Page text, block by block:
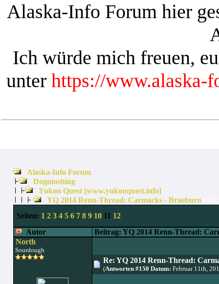
Alaska-Info Forum hier
Ich würde mich freuen,
unter https://www.alaska-
Alaska-Info Forum
Dogmushing
Yukon Quest [www.yukonquest.info]
YQ 2014 Renn-Thread: Carmacks - Braeburn
Seiten: 1 2 3 4 5 6 7 8 9 1011 12
Autor
Beitrag: YQ 2014 Renn-Thread:
North
Sourdough
Re: YQ 2014 Renn-Thread:
(Antworten #150 Datum: Februar 11th,